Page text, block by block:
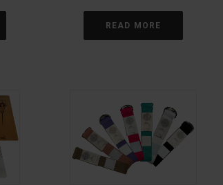
READ MORE